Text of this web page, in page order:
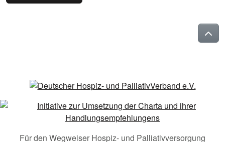
Für den Wegweiser Hospiz- und Palliativversorgung